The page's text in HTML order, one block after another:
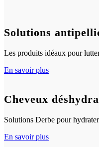
Solutions
Les produits idéaux pour
En savoir plus
Cheveux
Solutions Derbe pour
En savoir plus